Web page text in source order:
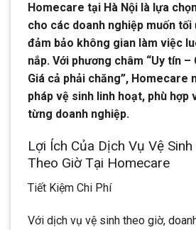
Homecare tại Hà Nội là lựa
cho các doanh nghiệp muốn tối
đảm bảo không gian làm việc
nắp. Với phương châm “Uy tín –
Giá cả phải chăng”, Homecare
pháp vệ sinh linh hoạt, phù hợp
từng doanh nghiệp.
Lợi Ích Của Dịch Vụ Vệ
Theo Giờ Tại Homecare
Tiết Kiệm Chi Phí
Với dịch vụ vệ sinh theo giờ,